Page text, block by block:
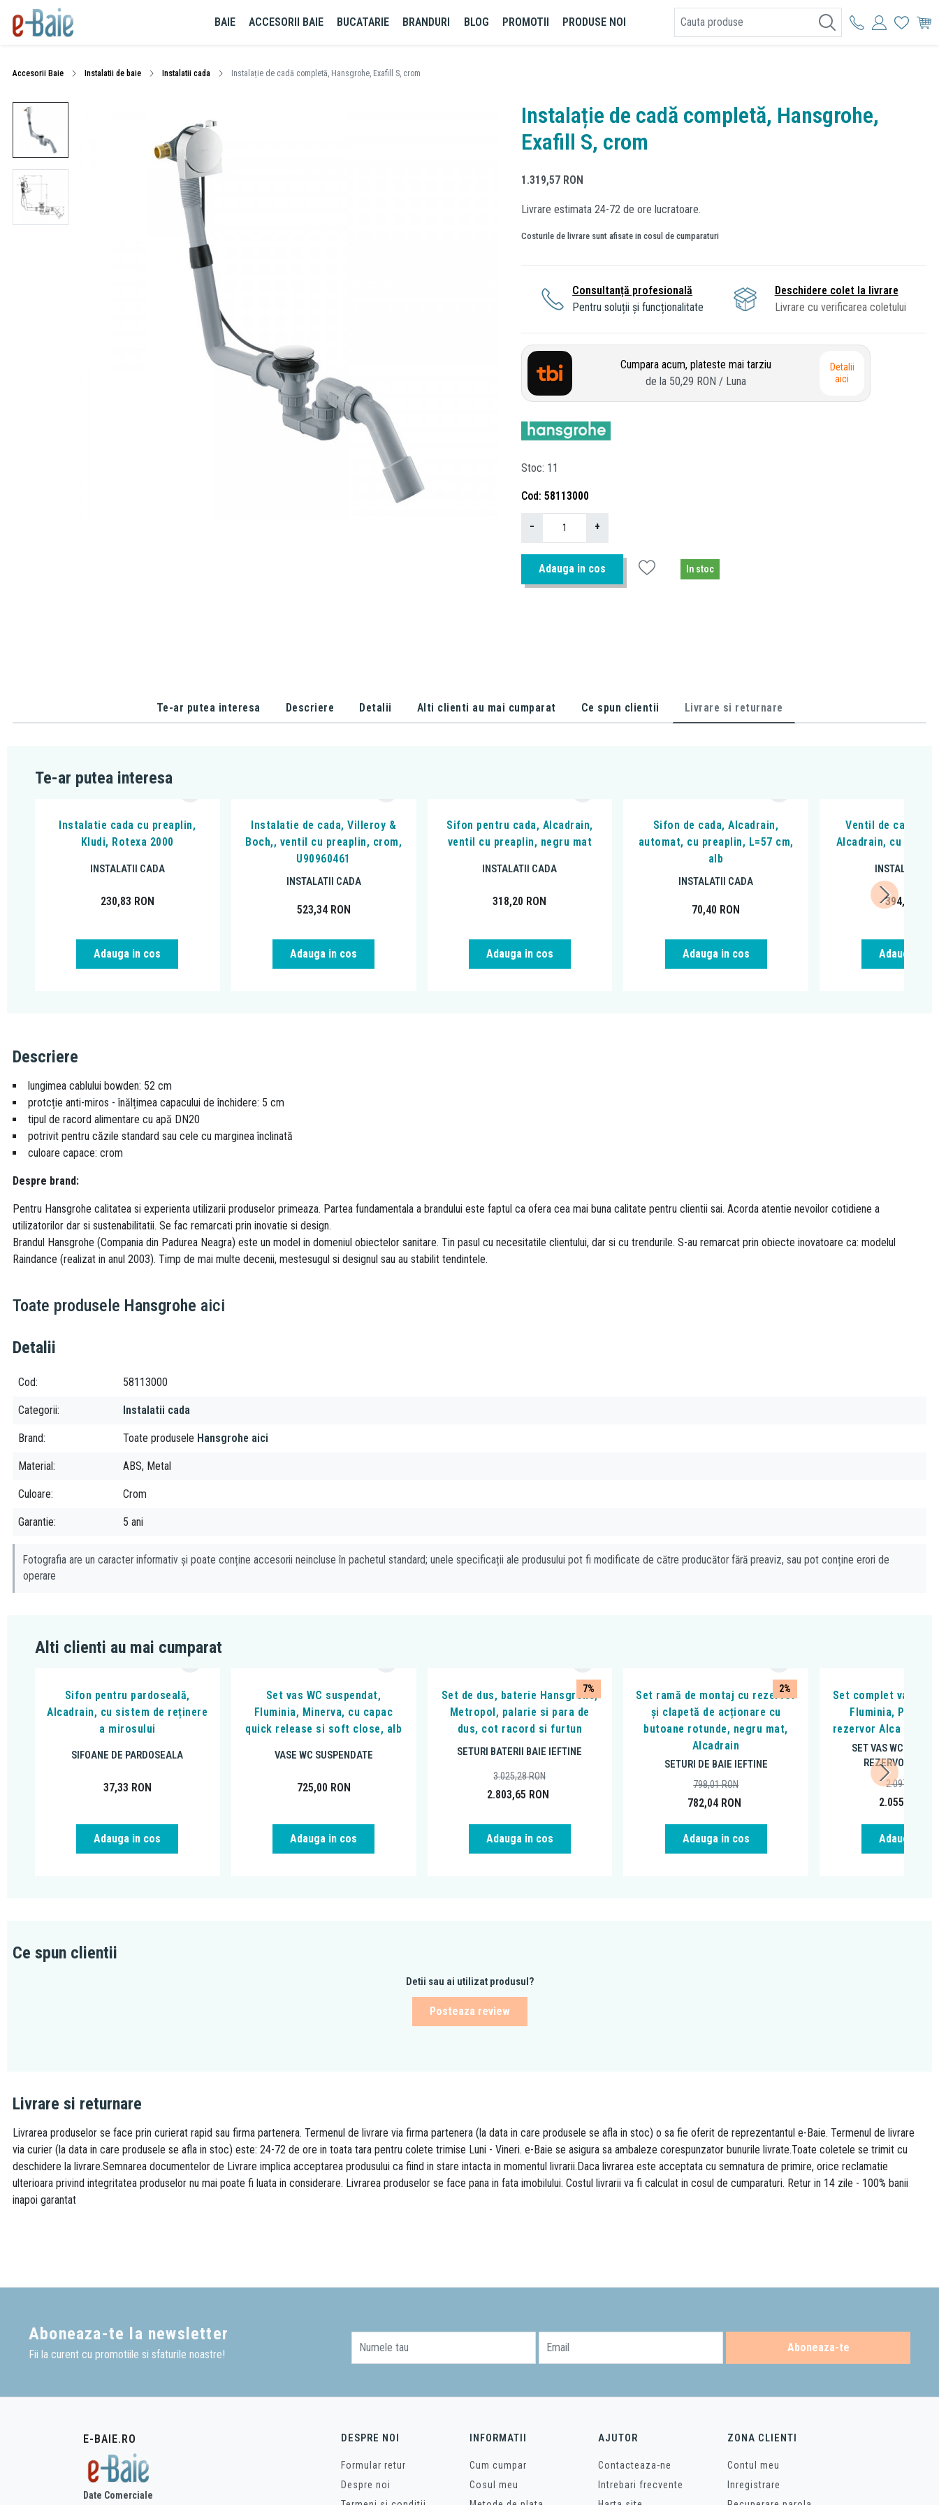
BAIE ACCESORII BAIE BUCATARIE BRANDURI BLOG PROMOTII PRODUSE NOI
Accesorii Baie Instalatii de baie Instalatii cada Instalație de cadă completă, Hansgrohe, Exafill S, crom
Instalație de cadă completă, Hansgrohe,
Exafill S, crom
1.319,57 RON
Livrare estimata 24-72 de ore lucratoare.
Costurile de livrare sunt afisate in cosul de cumparaturi
Consultanță profesională
Pentru soluții și funcționalitate
Deschidere colet la livrare
Livrare cu verificarea coletului
Cumpara acum, plateste mai tarziu
de la 50,29 RON / Luna
Detalii
aici
Stoc 11
Cod 58113000
− +
Adauga in cos In stoc
Te-ar putea interesa Descriere Detalii Alti clienti au mai cumparat Ce spun clientii Livrare si returnare
Te-ar putea interesa
Instalatie cada cu preaplin,
Kludi, Rotexa 2000
INSTALATII CADA
230,83 RON
Adauga in cos
Instalatie de cada, Villeroy &
Boch,, ventil cu preaplin, crom,
U90960461
INSTALATII CADA
523,34 RON
Adauga in cos
Sifon pentru cada, Alcadrain,
ventil cu preaplin, negru mat
INSTALATII CADA
318,20 RON
Adauga in cos
Sifon de cada, Alcadrain,
automat, cu preaplin, L=57 cm,
alb
INSTALATII CADA
70,40 RON
Adauga in cos
Ventil de cada
Alcadrain, cu sifon,
INSTALATII
394,63
Adauga in
Descriere
lungimea cablului bowden: 52 cm
protcție anti-miros - înălțimea capacului de închidere: 5 cm
tipul de racord alimentare cu apă DN20
potrivit pentru căzile standard sau cele cu marginea înclinată
culoare capace: crom
Despre brand:
Pentru Hansgrohe calitatea si experienta utilizarii produselor primeaza. Partea fundamentala a brandului este faptul ca ofera cea mai buna calitate pentru clientii sai. Acorda atentie nevoilor cotidiene a
utilizatorilor dar si sustenabilitatii. Se fac remarcati prin inovatie si design.
Brandul Hansgrohe (Compania din Padurea Neagra) este un model in domeniul obiectelor sanitare. Tin pasul cu necesitatile clientului, dar si cu trendurile. S-au remarcat prin obiecte inovatoare ca: modelul
Raindance (realizat in anul 2003). Timp de mai multe decenii, mestesugul si designul sau au stabilit tendintele.
Toate produsele Hansgrohe aici
Detalii
Cod 58113000
Categorii Instalatii cada
Brand Toate produsele Hansgrohe aici
Material ABS, Metal
Culoare Crom
Garantie 5 ani
Fotografia are un caracter informativ și poate conține accesorii neincluse în pachetul standard; unele specificații ale produsului pot fi modificate de către producător fără preaviz, sau pot conține erori de
operare
Alti clienti au mai cumparat
Sifon pentru pardoseală,
Alcadrain, cu sistem de reținere
a mirosului
SIFOANE DE PARDOSEALA
37,33 RON
Adauga in cos
Set vas WC suspendat,
Fluminia, Minerva, cu capac
quick release si soft close, alb
VASE WC SUSPENDATE
725,00 RON
Adauga in cos
7%
Set de dus, baterie Hansgrohe,
Metropol, palarie si para de
dus, cot racord si furtun
SETURI BATERII BAIE IEFTINE
2.803,65 RON
3.025,28RON
Adauga in cos
2%
Set ramă de montaj cu rezervor
și clapetă de acționare cu
butoane rotunde, negru mat,
Alcadrain
SETURI DE BAIE IEFTINE
782,04 RON
798,01RON
Adauga in cos
Set complet vas WC
Fluminia, Paris
rezervor Alca si
SET VAS WC
REZERVOR
2.055,06
2.097,01
Adauga in
Ce spun clientii
Detii sau ai utilizat produsul?
Posteaza review
Livrare si returnare
Livrarea produselor se face prin curierat rapid sau firma partenera. Termenul de livrare via firma partenera (la data in care produsele se afla in stoc) o sa fie oferit de reprezentantul e-Baie. Termenul de livrare
via curier (la data in care produsele se afla in stoc) este: 24-72 de ore in toata tara pentru colete trimise Luni - Vineri. e-Baie se asigura sa ambaleze corespunzator bunurile livrate.Toate coletele se trimit cu
deschidere la livrare.Semnarea documentelor de Livrare implica acceptarea produsului ca fiind in stare intacta in momentul livrarii.Daca livrarea este acceptata cu semnatura de primire, orice reclamatie
ulterioara privind integritatea produselor nu mai poate fi luata in considerare. Livrarea produselor se face pana in fata imobilului. Costul livrarii va fi calculat in cosul de cumparaturi. Retur in 14 zile - 100% banii
inapoi garantat
Aboneaza-te la newsletter
Fii la curent cu promotiile si sfaturile noastre!
Numele tau Email Aboneaza-te
E-BAIE.RO
Date Comerciale
DESPRE NOI
Formular retur
Despre noi
INFORMATII
Cum cumpar
Cosul meu
AJUTOR
Contacteaza-ne
Intrebari frecvente
ZONA CLIENTI
Contul meu
Inregistrare